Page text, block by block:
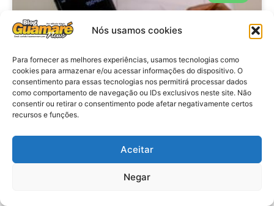
Nós usamos cookies
Para fornecer as melhores experiências, usamos tecnologias como
cookies para armazenar e/ou acessar informações do dispositivo. O
consentimento para essas tecnologias nos permitirá processar dados
como comportamento de navegação ou IDs exclusivos neste site. Não
consentir ou retirar o consentimento pode afetar negativamente certos
recursos e funções.
Aceitar
Negar
Economia: Prazo de adesão ao
Programa Desenrola 2.0 é
prorrogado